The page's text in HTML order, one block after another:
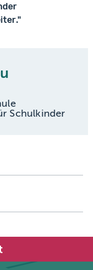
Schulkinder